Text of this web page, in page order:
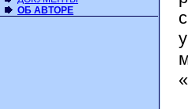
ОБ АВТОРЕ